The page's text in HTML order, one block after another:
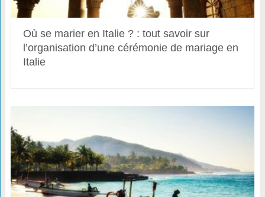
Où se marier en Italie ? : tout savoir sur
l’organisation d’une cérémonie de mariage en
Italie